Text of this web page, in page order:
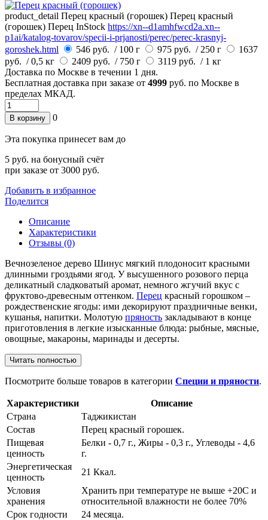
product_detail Перец красный (горошек) Перец красный
(горошек) Перец InStock https://xn--d1amhfwcd2a.xn--
p1ai/katalog-tovarov/specii-i-prjanosti/perec/perec-krasnyj-
goroshek.html
546 руб. / 100 г 975 руб. / 250 г
1637
руб. / 0,5 кг 2409 руб. / 750 г 3119 руб. / 1 кг
Доставка по Москве в течении 1 дня.
Бесплатная доставка при заказе от 4999 руб. по Москве в
пределах МКАД.
В корзину 0
Эта покупка принесет вам до
5 руб. на бонусный счёт
при заказе от 3000 руб.
Добавить в избранное
Поделится
Описание
Характеристики
Отзывы (0)
Вечнозеленое дерево Шинус мягкий плодоносит красными
длинными гроздьями ягод. У высушенного розового перца
деликатный сладковатый аромат, немного жгучий вкус с
фруктово-древесным оттенком. Перец красный горошком –
рождественские ягоды: ими декорируют праздничные венки,
кушанья, напитки. Молотую пряность закладывают в конце
приготовления в легкие изысканные блюда: рыбные, мясные,
овощные, макароны, маринады и десерты.
Читать полностью
Посмотрите больше товаров в категории Специи и пряности.
Характеристики
Описание
Страна
Таджикистан
Состав
Перец красный горошек.
Пищевая
ценность
Белки - 0,7 г., Жиры - 0,3 г., Углеводы - 4,6
г.
Энергетическая
ценность
21 Ккал.
Условия
хранения
Хранить при температуре не выше +20С и
относительной влажности не более 70%
Срок годности
24 месяца.